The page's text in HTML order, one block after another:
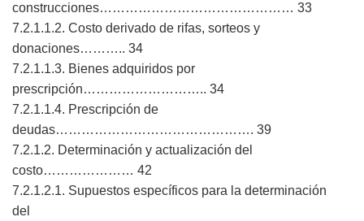
construcciones……………………………………… 33
7.2.1.1.2. Costo derivado de rifas, sorteos y
donaciones……….. 34
7.2.1.1.3. Bienes adquiridos por
prescripción……………………….. 34
7.2.1.1.4. Prescripción de
deudas………………………………………. 39
7.2.1.2. Determinación y actualización del
costo………………… 42
7.2.1.2.1. Supuestos específicos para la determinación
del